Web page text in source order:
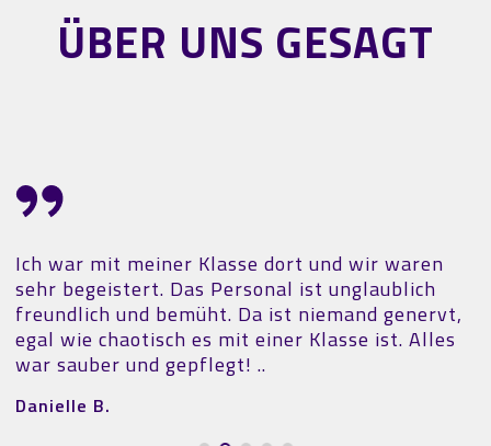
ÜBER UNS GESAGT
Ich war mit meiner Klasse dort und wir waren
sehr begeistert. Das Personal ist unglaublich
freundlich und bemüht. Da ist niemand genervt,
egal wie chaotisch es mit einer Klasse ist. Alles
war sauber und gepflegt! ..
Danielle B.